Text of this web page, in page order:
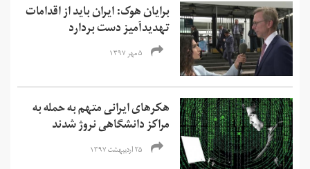
برایان هوک: ایران باید از اقدامات
تهدیدآمیز دست بردارد
۵ مهر ۱۳۹۷
هکرهای ایرانی متهم به حمله به
مراکز دانشگاهی نروژ شدند
۲۵ اردیبهشت ۱۳۹۷